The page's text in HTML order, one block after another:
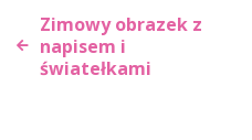
Nawigacja
Zimowy obrazek z
napisem i
światełkami